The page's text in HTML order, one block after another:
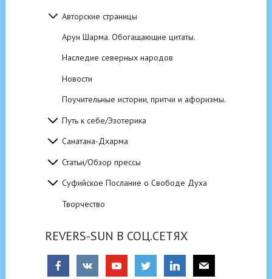
Авторские страницы
Арун Шарма. Обогащающие цитаты.
Наследие северных народов
Новости
Поучительные истории, притчи и афоризмы.
Путь к себе/Эзотерика
Санатана-Дхарма
Статьи/Обзор прессы
Суфийское Послание о Свободе Духа
Творчество
REVERS-SUN В СОЦ.СЕТЯХ